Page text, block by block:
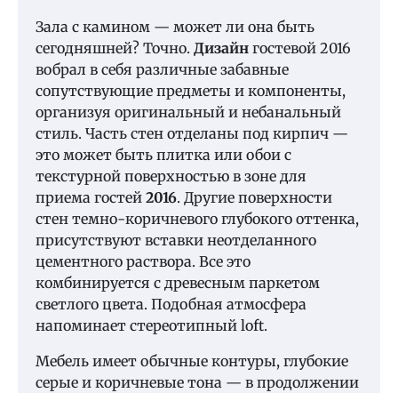
Зала с камином — может ли она быть
сегодняшней? Точно. Дизайн гостевой 2016
вобрал в себя различные забавные
сопутствующие предметы и компоненты,
организуя оригинальный и небанальный
стиль. Часть стен отделаны под кирпич —
это может быть плитка или обои с
текстурной поверхностью в зоне для
приема гостей 2016. Другие поверхности
стен темно-коричневого глубокого оттенка,
присутствуют вставки неотделанного
цементного раствора. Все это
комбинируется с древесным паркетом
светлого цвета. Подобная атмосфера
напоминает стереотипный loft.
Мебель имеет обычные контуры, глубокие
серые и коричневые тона — в продолжении